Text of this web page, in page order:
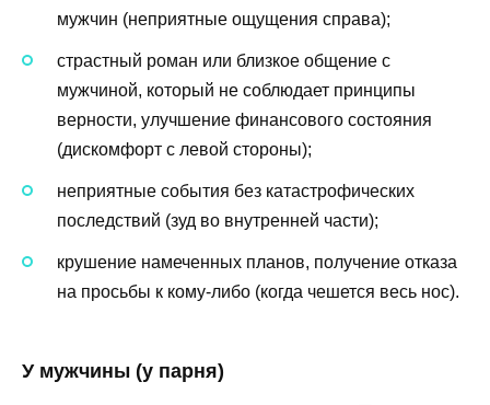
мужчин (неприятные ощущения справа);
страстный роман или близкое общение с
мужчиной, который не соблюдает принципы
верности, улучшение финансового состояния
(дискомфорт с левой стороны);
неприятные события без катастрофических
последствий (зуд во внутренней части);
крушение намеченных планов, получение отказа
на просьбы к кому-либо (когда чешется весь нос).
У мужчины (у парня)